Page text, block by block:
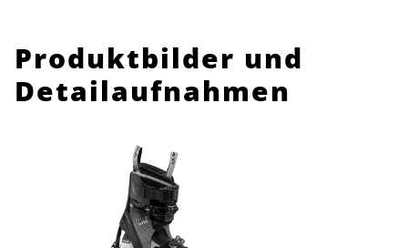
Produktbilder und
Detailaufnahmen